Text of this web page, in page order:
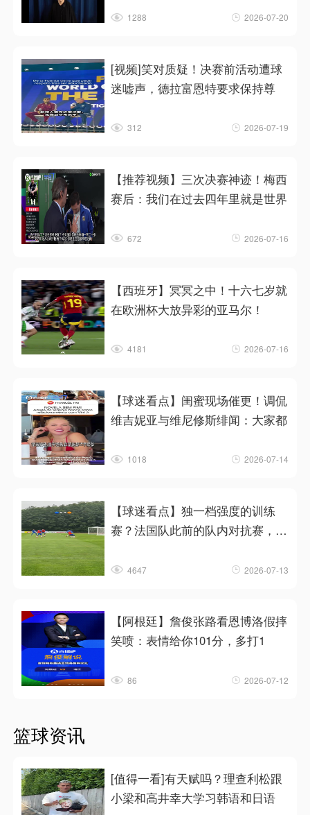
1288 2026-07-20
[视频]笑对质疑！决赛前活动遭球
迷嘘声，德拉富恩特要求保持尊
312 2026-07-19
【推荐视频】三次决赛神迹！梅西
赛后：我们在过去四年里就是世界
672 2026-07-16
【西班牙】冥冥之中！十六七岁就
在欧洲杯大放异彩的亚马尔！
4181 2026-07-16
【球迷看点】闺蜜现场催更！调侃
维吉妮亚与维尼修斯绯闻：大家都
1018 2026-07-14
【球迷看点】独一档强度的训练
赛？法国队此前的队内对抗赛，恐
4647 2026-07-13
【阿根廷】詹俊张路看恩博洛假摔
笑喷：表情给你101分，多打1
86 2026-07-12
篮球资讯
[值得一看]有天赋吗？理查利松跟
小梁和高井幸大学习韩语和日语